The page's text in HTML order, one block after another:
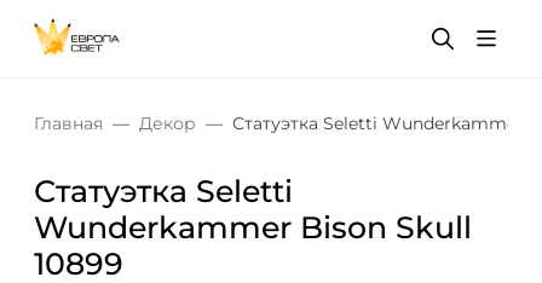
Главная Декор Статуэтка Seletti Wunderkammer
Статуэтка Seletti
Wunderkammer Bison Skull
10899